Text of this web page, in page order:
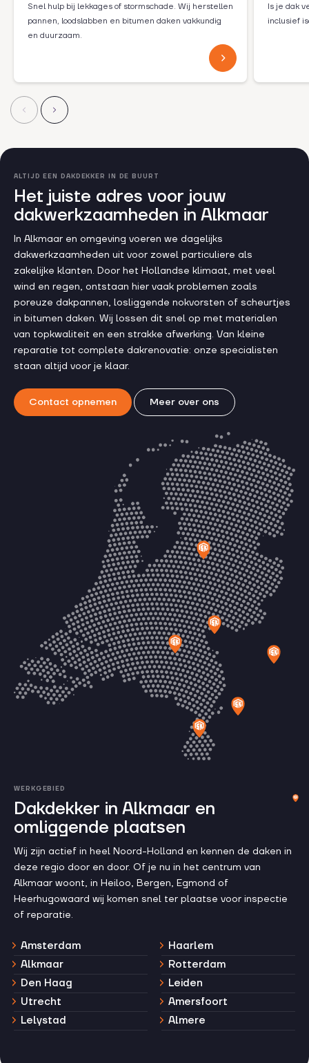
Snel hulp bij lekkages of stormschade. Wij herstellen
pannen, loodslabben en bitumen daken vakkundig
en duurzaam.
Is je dak
inclusief
ALTIJD EEN DAKDEKKER IN DE BUURT
Het juiste adres voor jouw
dakwerkzaamheden in Alkmaar
In Alkmaar en omgeving voeren we dagelijks
dakwerkzaamheden uit voor zowel particuliere als
zakelijke klanten. Door het Hollandse klimaat, met veel
wind en regen, ontstaan hier vaak problemen zoals
poreuze dakpannen, losliggende nokvorsten of scheurtjes
in bitumen daken. Wij lossen dit snel op met materialen
van topkwaliteit en een strakke afwerking. Van kleine
reparatie tot complete dakrenovatie: onze specialisten
staan altijd voor je klaar.
Contact opnemen Meer over ons
WERKGEBIED
Dakdekker in Alkmaar en
omliggende plaatsen
Wij zijn actief in heel Noord-Holland en kennen de daken in
deze regio door en door. Of je nu in het centrum van
Alkmaar woont, in Heiloo, Bergen, Egmond of
Heerhugowaard wij komen snel ter plaatse voor inspectie
of reparatie.
Amsterdam
Haarlem
Alkmaar
Rotterdam
Den Haag
Leiden
Utrecht
Amersfoort
Lelystad
Almere